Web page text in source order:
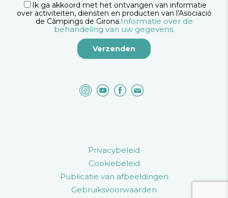
Ik ga akkoord met het ontvangen van informatie
over activiteiten, diensten en producten van l'Asociació
de Càmpings de Girona.Informatie over de
behandeling van uw gegevens.
Privacybeleid
Cookiebeleid
Publicatie van afbeeldingen
Gebruiksvoorwaarden